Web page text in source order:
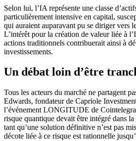
Selon lui, l’IA représente une classe
particulièrement intensive en capital,
qui auraient auparavant pu se diriger vers
L’intérêt pour la création de valeur liée à
actions traditionnels contribuerait ainsi à
investissements.
Un débat loin d’être
Tous les acteurs du marché ne partagent
Edwards, fondateur de Capriole
l’événement LONGITUDE de
risque quantique devait être intégré dans
tant qu’une solution définitive n’est pas
décote liée à ce risque est rationnelle